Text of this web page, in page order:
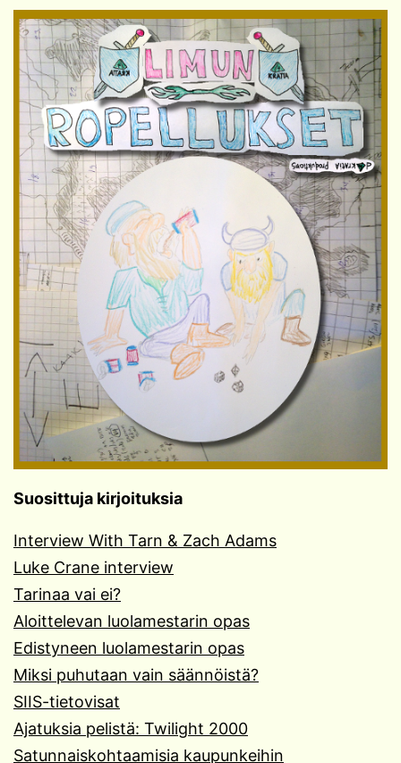
Suosittuja kirjoituksia
Interview With Tarn & Zach Adams
Luke Crane interview
Tarinaa vai ei?
Aloittelevan luolamestarin opas
Edistyneen luolamestarin opas
Miksi puhutaan vain säännöistä?
SIIS-tietovisat
Ajatuksia pelistä: Twilight 2000
Satunnaiskohtaamisia kaupunkeihin